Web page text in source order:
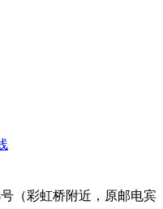
（彩虹桥附近，原邮电宾